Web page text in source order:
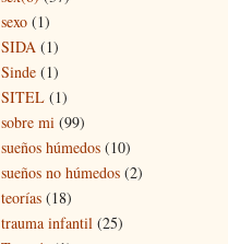
sexo (1)
SIDA (1)
Sinde (1)
SITEL (1)
sobre mi (99)
sueños húmedos (10)
sueños no húmedos (2)
teorías (18)
trauma infantil (25)